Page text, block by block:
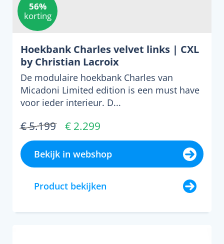
56%
korting
Hoekbank Charles velvet links | CXL
by Christian Lacroix
De modulaire hoekbank Charles van
Micadoni Limited edition is een must have
voor ieder interieur. D...
€ 5.199 € 2.299
Bekijk in webshop
Product bekijken